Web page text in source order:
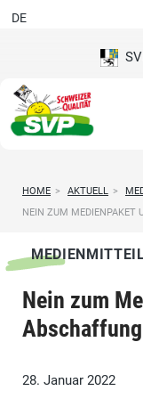
DE
HOME > AKTUELL >
NEIN ZUM MEDIENPAKET
Nein zum
28. Januar 2022